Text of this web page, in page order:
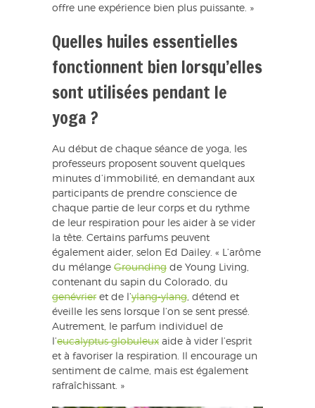
offre une expérience bien plus puissante. »
Quelles huiles essentielles
fonctionnent bien lorsqu’elles
sont utilisées pendant le
yoga ?
Au début de chaque séance de yoga, les
professeurs proposent souvent quelques
minutes d’immobilité, en demandant aux
participants de prendre conscience de
chaque partie de leur corps et du rythme
de leur respiration pour les aider à se vider
la tête. Certains parfums peuvent
également aider, selon Ed Dailey. « L’arôme
du mélange Grounding de Young Living,
contenant du sapin du Colorado, du
genévrier et de l’ylang-ylang, détend et
éveille les sens lorsque l’on se sent pressé.
Autrement, le parfum individuel de
l’eucalyptus globuleux aide à vider l’esprit
et à favoriser la respiration. Il encourage un
sentiment de calme, mais est également
rafraîchissant. »